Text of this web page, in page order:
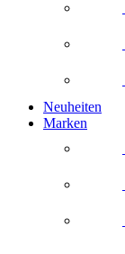
Neuheiten
Marken